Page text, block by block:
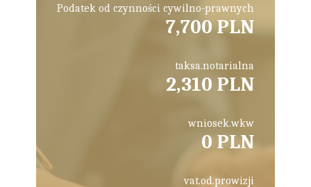
Podatek od czynności cywilno-prawnych
7,700 PLN
taksa.notarialna
2,310 PLN
wniosek.wkw
0 PLN
vat.od.prowizji